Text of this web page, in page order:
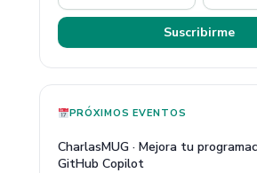
Suscribirme
PRÓXIMOS EVENTOS
CharlasMUG · Mejora tu
GitHub Copilot